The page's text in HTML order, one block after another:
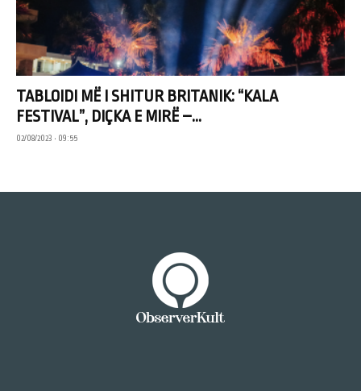
TABLOIDI MË I SHITUR BRITANIK: “KALA
FESTIVAL”, DIÇKA E MIRË –...
02/08/2023 • 09:55